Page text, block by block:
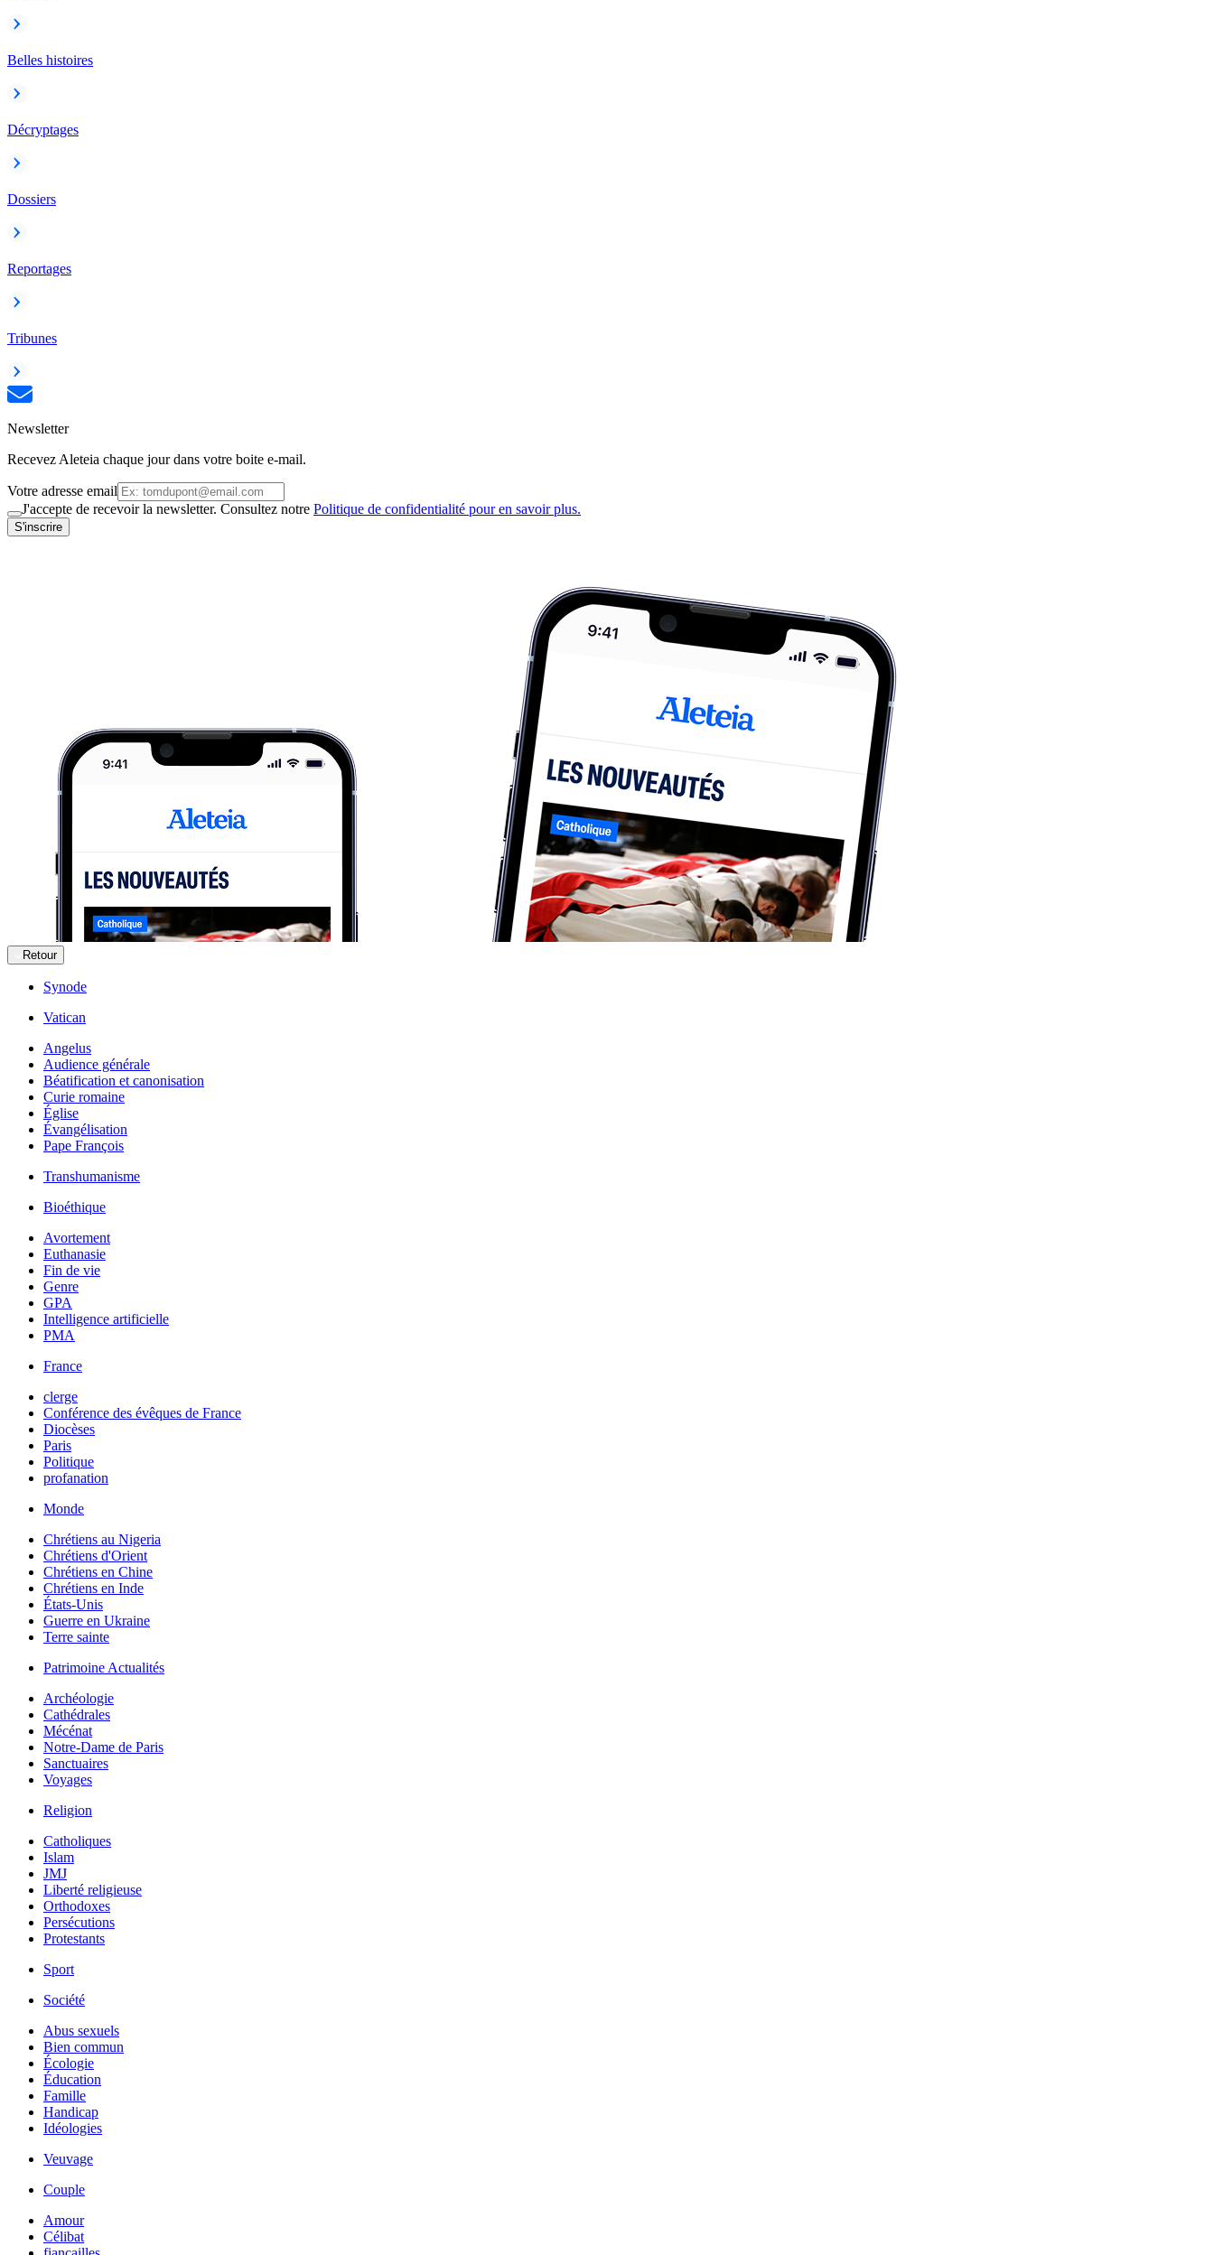
Belles histoires
Décryptages
Dossiers
Reportages
Tribunes
Newsletter
Recevez Aleteia chaque jour dans votre boite e-mail.
Votre adresse email
J'accepte de recevoir la newsletter. Consultez notre Politique de confidentialité pour en savoir plus.
S'inscrire
Retour
Synode
Vatican
Angelus
Audience générale
Béatification et canonisation
Curie romaine
Église
Évangélisation
Pape François
Transhumanisme
Bioéthique
Avortement
Euthanasie
Fin de vie
Genre
GPA
Intelligence artificielle
PMA
France
clerge
Conférence des évêques de France
Diocèses
Paris
Politique
profanation
Monde
Chrétiens au Nigeria
Chrétiens d'Orient
Chrétiens en Chine
Chrétiens en Inde
États-Unis
Guerre en Ukraine
Terre sainte
Patrimoine Actualités
Archéologie
Cathédrales
Mécénat
Notre-Dame de Paris
Sanctuaires
Voyages
Religion
Catholiques
Islam
JMJ
Liberté religieuse
Orthodoxes
Persécutions
Protestants
Sport
Société
Abus sexuels
Bien commun
Écologie
Éducation
Famille
Handicap
Idéologies
Veuvage
Couple
Amour
Célibat